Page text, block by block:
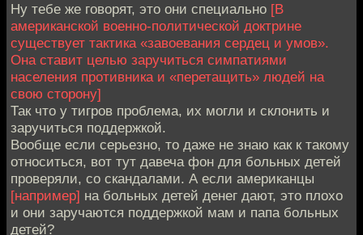
Ну тебе же говорят, это они специально [В
американской военно-политической доктрине
существует тактика «завоевания сердец и умов».
Она ставит целью заручиться симпатиями
населения противника и «перетащить» людей на
свою сторону]
Так что у тигров проблема, их могли и склонить и
заручиться поддержкой.
Вообще если серьезно, то даже не знаю как к такому
относиться, вот тут давеча фон для больных детей
проверяли, со скандалами. А если американцы
[например] на больных детей денег дают, это плохо
и они заручаются поддержкой мам и папа больных
детей?